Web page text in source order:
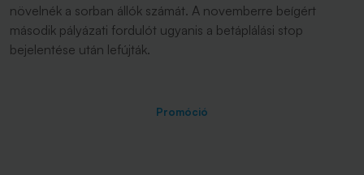
növelnék a sorban állók számát. A novemberre beígért
második pályázati fordulót ugyanis a betáplálási stop
bejelentése után lefújták.
Promóció